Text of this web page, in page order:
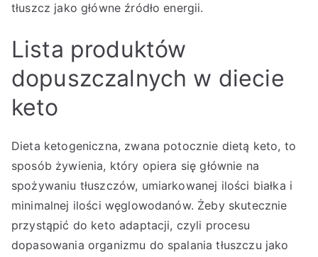
tłuszcz jako główne źródło energii.
Lista produktów
dopuszczalnych w diecie
keto
Dieta ketogeniczna, zwana potocznie dietą keto, to
sposób żywienia, który opiera się głównie na
spożywaniu tłuszczów, umiarkowanej ilości białka i
minimalnej ilości węglowodanów. Żeby skutecznie
przystąpić do keto adaptacji, czyli procesu
dopasowania organizmu do spalania tłuszczu jako